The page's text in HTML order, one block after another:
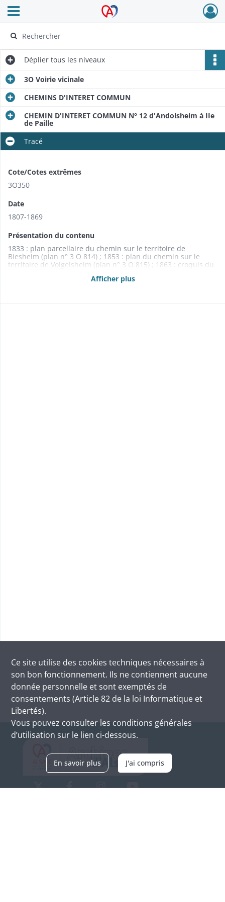
Archives Alsace - Colmar
Ouvrir le menu déroulant
Déplier tous les niveaux
3O Voirie vicinale
CHEMINS D'INTERET COMMUN
CHEMIN D'INTERET COMMUN N° 12 d'Andolsheim à IIe
de Paille
Tracé
Cote/Cotes extrêmes
3O350
Date
1807-1869
Présentation du contenu
1833 : plan parcellaire du chemin sur le territoire de
Biesheim (plan n° 3 O 814) ; 1853 : plan du chemin sur le
territoire de Volgelsheim (plan n° 3 O 815) ; 1863 : croquis du
Afficher plus
Ce site utilise des cookies techniques nécessaires à
son bon fonctionnement. Ils ne contiennent aucune
donnée personnelle et sont exemptés de
consentements (Article 82 de la loi Informatique et
Libertés).
Vous pouvez consulter les conditions générales
d’utilisation sur le lien ci-dessous.
En savoir plus J'ai compris